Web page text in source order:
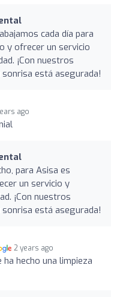
cada día para
y ofrecer un servicio
¡Con nuestros
está asegurada!
ago
para Asisa es
un servicio y
¡Con nuestros
está asegurada!
2 years ago
ha hecho una limpieza